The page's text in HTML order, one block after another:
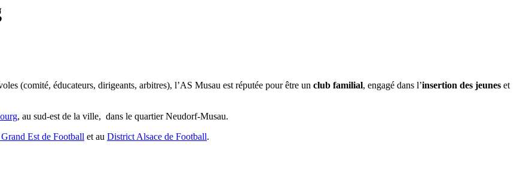
(comité, éducateurs, dirigeants, arbitres), l’AS Musau est réputée pour être un club familial, engagé dans l’insertion des jeunes et
, au sud-est de la ville, dans le quartier Neudorf-Musau.
Est de Football et au District Alsace de Football.